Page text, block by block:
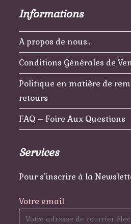
Informations
A propos de nous…
Conditions Générales de
Politique en matière de
retours
FAQ – Foire Aux Questions
Services
Pour s'inscrire à la
Votre email